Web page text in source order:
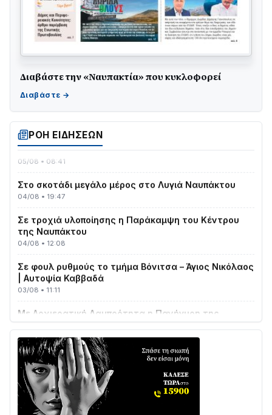
Διαβάστε την «Ναυπακτία» που κυκλοφορεί
ΡΟΗ ΕΙΔΗΣΕΩΝ
Γιορτή της Τράτας 2026 | Ερατεινή Δωρίδας:
Παράδοση, Χορός & Γλέντι!
08/08 • 12:01
ΤΟ ΠΑΡΤΥ ΣΥΝΕΧΙΖΕΤΑΙ…
05/08 • 08:41
04/08 • 19:47
της Ναυπάκτου
04/08 • 12:08
| Αυτοψία Καββαδά
03/08 • 11:11
Μεταμορφώσεως του Σωτήρος στο Γολέμι
03/08 • 07:45
Ενισχύεται η Πολιτική Προστασία στο Δήμο Αγρινίου
με δύο νέα υδροφόρα οχήματα
02/08 • 18:26
Διαβάστε την «Ναυπακτία» που κυκλοφορεί
31/07 • 08:16